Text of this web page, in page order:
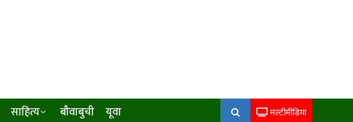
साहित्य बौवाबुची यूवा मल्टीमीडिया